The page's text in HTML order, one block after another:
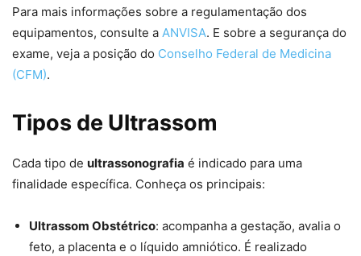
Para mais informações sobre a regulamentação dos
equipamentos, consulte a ANVISA. E sobre a segurança do
exame, veja a posição do Conselho Federal de Medicina
(CFM).
Tipos de Ultrassom
Cada tipo de ultrassonografia é indicado para uma
finalidade específica. Conheça os principais:
Ultrassom Obstétrico: acompanha a gestação, avalia o
feto, a placenta e o líquido amniótico. É realizado